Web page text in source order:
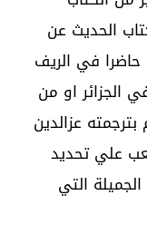
الحديث عن
لم يكن حاضرا في الريف
الجزائر او من
عزالدين
علي تحديد
التي